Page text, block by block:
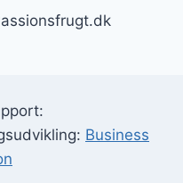
Business